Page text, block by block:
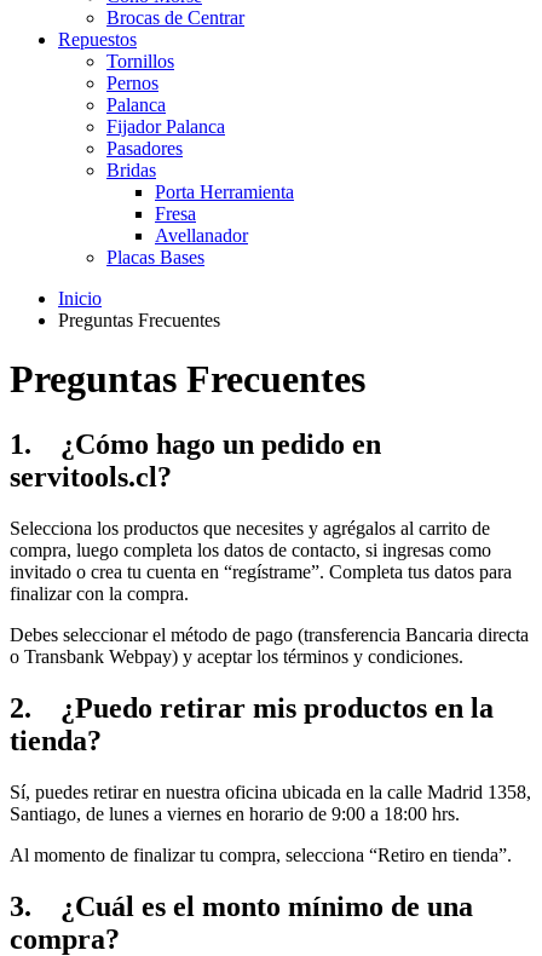
Brocas de Centrar
Repuestos
Tornillos
Pernos
Palanca
Fijador Palanca
Pasadores
Bridas
Porta Herramienta
Fresa
Avellanador
Placas Bases
Inicio
Preguntas Frecuentes
Preguntas Frecuentes
1. ¿Cómo hago un pedido en
servitools.cl?
Selecciona los productos que necesites y agrégalos al carrito de
compra, luego completa los datos de contacto, si ingresas como
invitado o crea tu cuenta en “regístrame”. Completa tus datos para
finalizar con la compra.
Debes seleccionar el método de pago (transferencia Bancaria directa
o Transbank Webpay) y aceptar los términos y condiciones.
2. ¿Puedo retirar mis productos en la
tienda?
Sí, puedes retirar en nuestra oficina ubicada en la calle Madrid 1358,
Santiago, de lunes a viernes en horario de 9:00 a 18:00 hrs.
Al momento de finalizar tu compra, selecciona “Retiro en tienda”.
3. ¿Cuál es el monto mínimo de una
compra?